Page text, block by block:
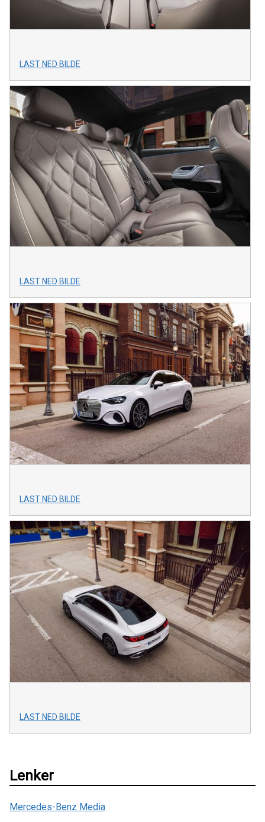
LAST NED BILDE
LAST NED BILDE
LAST NED BILDE
LAST NED BILDE
Lenker
Mercedes-Benz Media